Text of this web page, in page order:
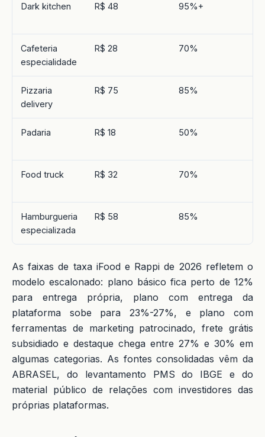
Dark kitchen R$ 48 95%+
Cafeteria
especialidade
R$ 28 70%
Pizzaria
delivery
R$ 75 85%
Padaria R$ 18 50%
Food truck R$ 32 70%
Hamburgueria
especializada
R$ 58 85%
As faixas de taxa iFood e Rappi de 2026 refletem o
modelo escalonado: plano básico fica perto de 12%
para entrega própria, plano com entrega da
plataforma sobe para 23%-27%, e plano com
ferramentas de marketing patrocinado, frete grátis
subsidiado e destaque chega entre 27% e 30% em
algumas categorias. As fontes consolidadas vêm da
ABRASEL, do levantamento PMS do IBGE e do
material público de relações com investidores das
próprias plataformas.